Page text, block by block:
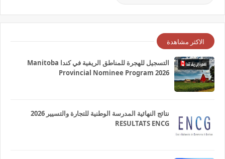
الاكثر مشاهدة
التسجيل للهجرة للمناطق الريفية في كندا Manitoba
Provincial Nominee Program 2026
نتائج النهائية المدرسة الوطنية للتجارة والتسيير 2026
RESULTATS ENCG